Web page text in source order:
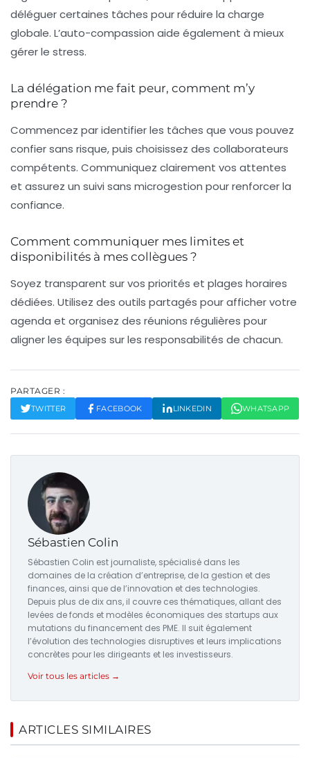
déléguer certaines tâches pour réduire la charge
globale. L’auto-compassion aide également à mieux
gérer le stress.
La délégation me fait peur, comment m’y
prendre ?
Commencez par identifier les tâches que vous pouvez
confier sans risque, puis choisissez des collaborateurs
compétents. Communiquez clairement vos attentes
et assurez un suivi sans microgestion pour renforcer la
confiance.
Comment communiquer mes limites et
disponibilités à mes collègues ?
Soyez transparent sur vos priorités et plages horaires
dédiées. Utilisez des outils partagés pour afficher votre
agenda et organisez des réunions régulières pour
aligner les équipes sur les responsabilités de chacun.
PARTAGER :
TWITTER FACEBOOK LINKEDIN WHATSAPP
Sébastien Colin
Sébastien Colin est journaliste, spécialisé dans les
domaines de la création d’entreprise, de la gestion et des
finances, ainsi que de l’innovation et des technologies.
Depuis plus de dix ans, il couvre ces thématiques, allant des
levées de fonds et modèles économiques des startups aux
mutations du financement des PME. Il suit également
l’évolution des technologies disruptives et leurs implications
concrètes pour les dirigeants et les investisseurs.
Voir tous les articles →
ARTICLES SIMILAIRES